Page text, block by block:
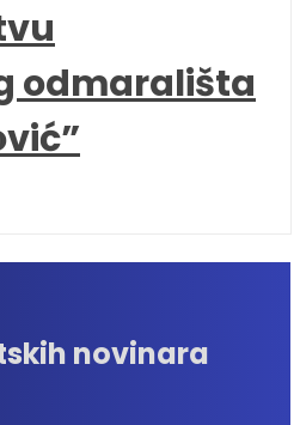
odmarališta
novinara